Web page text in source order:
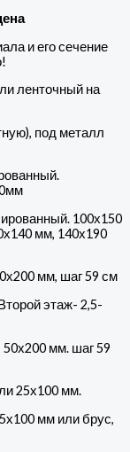
и его сечение
ленточный на
под металл
100х150
мм, 140х190
мм, шаг 59 см
этаж- 2,5-
мм. шаг 59
25х100 мм.
мм или брус,